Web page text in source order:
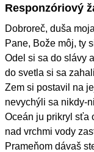
Responzóriový
Dobroreč, duša
Pane, Bože môj, ty
Odel si sa do slávy
do svetla si sa
Zem si postavil na
nevychýli sa nikdy-
Oceán ju prikryl sťa
nad vrchmi vody
Prameňom dávaš